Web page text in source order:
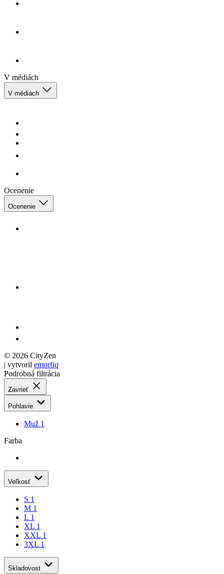
V médiách
Ocenenie
Podrobná filtrácia
Pohlavie
Muž 1
Farba
L 1
XL
1
XXL 1
3XL
Skladovost
Skladem na eshopu
Zobraziť výsledky